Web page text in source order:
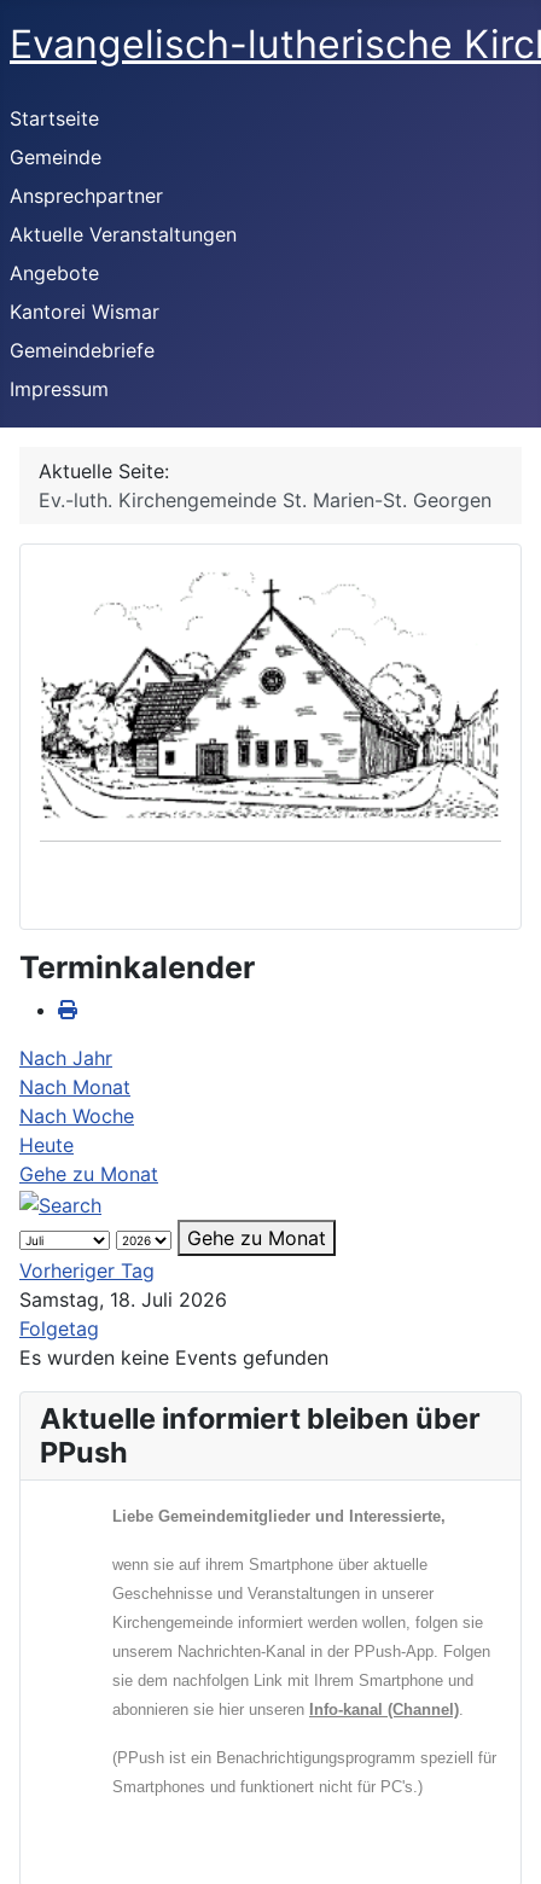
Evangelisch-lutherische
Startseite
Gemeinde
Ansprechpartner
Aktuelle Veranstaltungen
Angebote
Kantorei Wismar
Gemeindebriefe
Impressum
Aktuelle Seite:
Ev.-luth. Kirchengemeinde St. Marien-St. Georgen
Terminkalender
Nach Jahr
Nach Monat
Nach Woche
Heute
Gehe zu Monat
Gehe zu Monat
Vorheriger Tag
Samstag, 18. Juli 2026
Folgetag
Es wurden keine Events gefunden
Aktuelle informiert bleiben über
PPush
Liebe Gemeindemitglieder und Interessierte,
wenn sie auf ihrem Smartphone über aktuelle
Geschehnisse und Veranstaltungen in unserer
Kirchengemeinde informiert werden wollen, folgen sie
unserem Nachrichten-Kanal in der PPush-App. Folgen
sie dem nachfolgen Link mit Ihrem Smartphone und
abonnieren sie hier unseren Info-kanal (Channel).
(PPush ist ein Benachrichtigungsprogramm speziell für
Smartphones und funktionert nicht für PC's.)